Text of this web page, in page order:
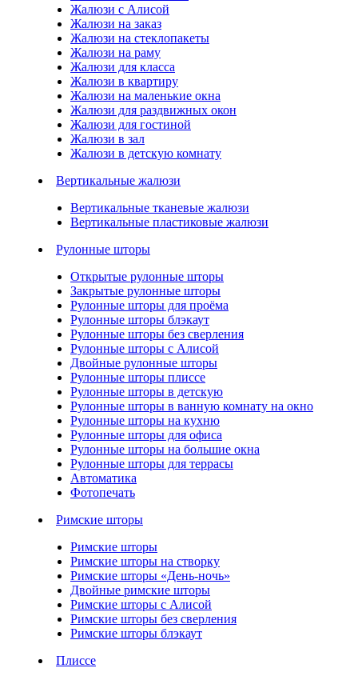
Жалюзи с Алисой
Жалюзи на заказ
Жалюзи на стеклопакеты
Жалюзи на раму
Жалюзи для класса
Жалюзи в квартиру
Жалюзи на маленькие окна
Жалюзи для раздвижных окон
Жалюзи для гостиной
Жалюзи в зал
Жалюзи в детскую комнату
Вертикальные жалюзи
Вертикальные тканевые жалюзи
Вертикальные пластиковые жалюзи
Рулонные шторы
Открытые рулонные шторы
Закрытые рулонные шторы
Рулонные шторы для проёма
Рулонные шторы блэкаут
Рулонные шторы без сверления
Рулонные шторы с Алисой
Двойные рулонные шторы
Рулонные шторы плиссе
Рулонные шторы в детскую
Рулонные шторы в ванную комнату на окно
Рулонные шторы на кухню
Рулонные шторы для офиса
Рулонные шторы на большие окна
Рулонные шторы для террасы
Автоматика
Фотопечать
Римские шторы
Римские шторы
Римские шторы на створку
Римские шторы «День-ночь»
Двойные римские шторы
Римские шторы с Алисой
Римские шторы без сверления
Римские шторы блэкаут
Плиссе